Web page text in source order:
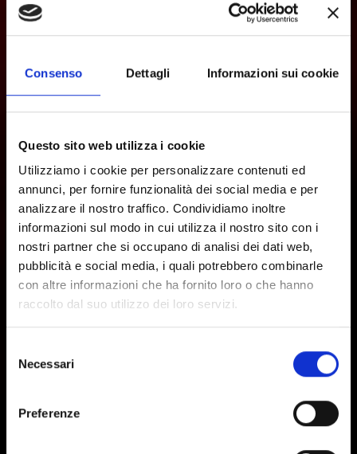
Consenso Dettagli Informazioni sui cookie
Questo sito web utilizza i cookie
Utilizziamo i cookie per personalizzare contenuti ed
annunci, per fornire funzionalità dei social media e per
analizzare il nostro traffico. Condividiamo inoltre
informazioni sul modo in cui utilizza il nostro sito con i
nostri partner che si occupano di analisi dei dati web,
pubblicità e social media, i quali potrebbero combinarle
con altre informazioni che ha fornito loro o che hanno
raccolto dal suo utilizzo dei loro servizi.
delNecessari
Preferenze